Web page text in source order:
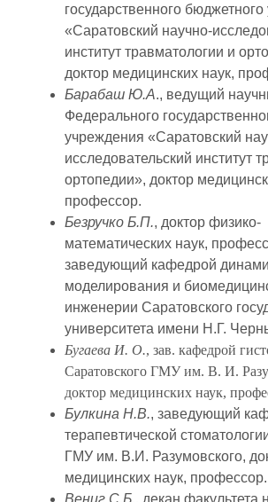
государственного
«Саратовский научно-
институт травматологии и
доктор медицинских наук,
Барабаш Ю.А., ведущий
Федерального
учреждения «Саратовский
исследовательский институт
ортопедии», доктор
профессор.
Безручко Б.П., доктор физико-
математических наук,
заведующий кафедрой
моделирования и
инженерии Саратовского
университета имени Н.Г.
Бугаева И. О., зав. кафедрой
Саратовского ГМУ им. В. И.
доктор медицинских наук,
Булкина Н.В., заведующий
терапевтической
ГМУ им. В.И. Разумовского,
медицинских наук, профессор.